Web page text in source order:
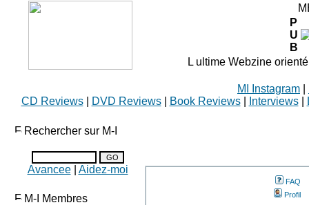
P
U
B
L ultime Webzine
MI Instagram
CD Reviews| DVD Reviews| Book Reviews| Interviews|
Rechercher sur M-I
Avancee| Aidez-moi
M-I Membres
FAQ
Profil